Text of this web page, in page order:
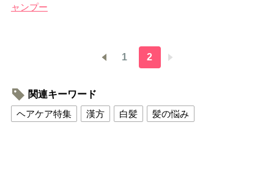
ャンプー
1 2
関連キーワード
ヘアケア特集
漢方 白髪 髪の悩み